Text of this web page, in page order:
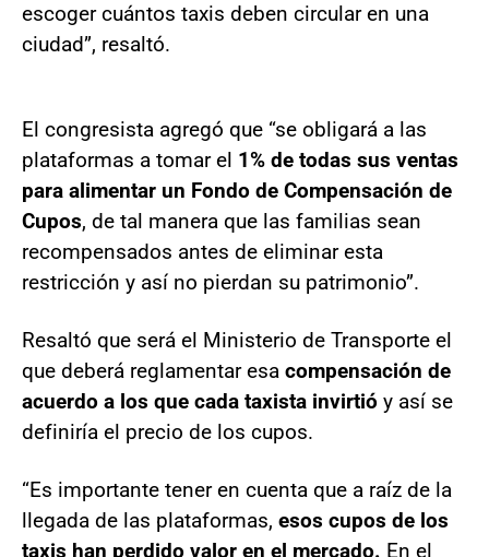
escoger cuántos taxis deben circular en una
ciudad”, resaltó.
El congresista agregó que “se obligará a las
plataformas a tomar el 1% de todas sus ventas
para alimentar un Fondo de Compensación de
Cupos, de tal manera que las familias sean
recompensados antes de eliminar esta
restricción y así no pierdan su patrimonio”.
Resaltó que será el Ministerio de Transporte el
que deberá reglamentar esa compensación de
acuerdo a los que cada taxista invirtió y así se
definiría el precio de los cupos.
“Es importante tener en cuenta que a raíz de la
llegada de las plataformas, esos cupos de los
taxis han perdido valor en el mercado. En el